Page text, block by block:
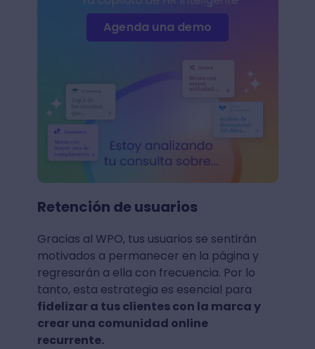
Agenda una demo
Retención de usuarios
Gracias al WPO, tus usuarios se sentirán
motivados a permanecer en la página y
regresarán a ella con frecuencia. Por lo
tanto, esta estrategia es esencial para
fidelizar a tus clientes con la marca y
crear una comunidad online
recurrente.